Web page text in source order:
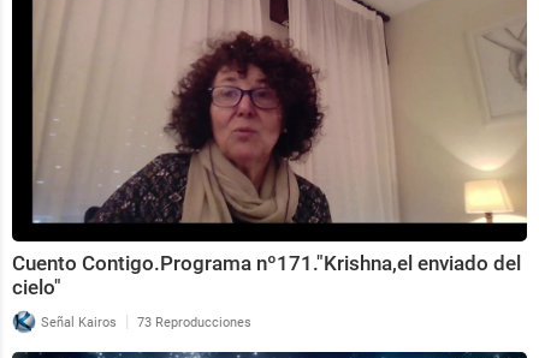
Cuento Contigo.Programa nº171."Krishna,el enviado del
cielo"
Señal Kairos | 73 Reproducciones